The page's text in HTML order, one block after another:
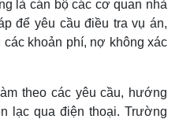
Multimedia
E-Magazine
là cán bộ các cơ quan nhà
để yêu cầu điều tra vụ án,
khoản phí, nợ không xác
theo các yêu cầu, hướng
lạc qua điện thoại. Trường